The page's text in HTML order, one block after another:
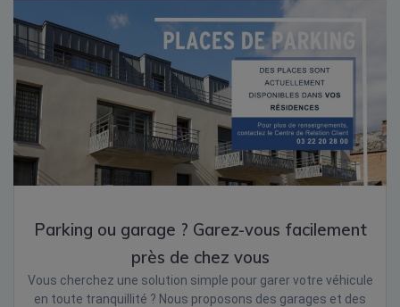
Parking ou garage ? Garez-vous facilement
près de chez vous
Vous cherchez une solution simple pour garer votre véhicule
en toute tranquillité ? Nous proposons des garages et des